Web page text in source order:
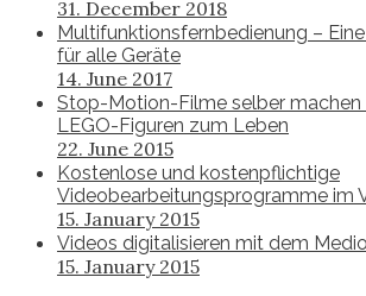
31. December 2018
Multifunktionsfernbedienung –
für alle Geräte
14. June 2017
Stop-Motion-Filme selber machen
LEGO-Figuren zum Leben
22. June 2015
Kostenlose und kostenpflichtige
Videobearbeitungsprogramme im
15. January 2015
Videos digitalisieren mit dem
15. January 2015